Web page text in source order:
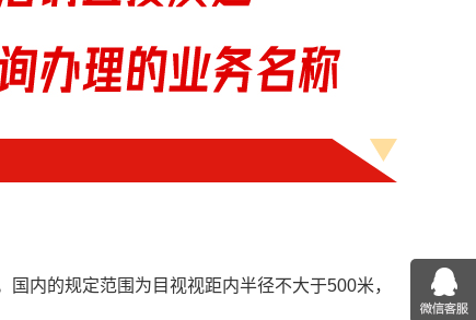
内的规定范围为目视视距内半径不大于500米，